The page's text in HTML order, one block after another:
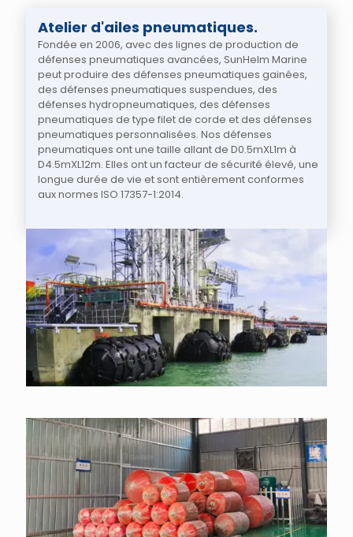
Atelier d'ailes pneumatiques.
Fondée en 2006, avec des lignes de production de
défenses pneumatiques avancées, SunHelm Marine
peut produire des défenses pneumatiques gainées,
des défenses pneumatiques suspendues, des
défenses hydropneumatiques, des défenses
pneumatiques de type filet de corde et des défenses
pneumatiques personnalisées. Nos défenses
pneumatiques ont une taille allant de D0.5mXL1m à
D4.5mXL12m. Elles ont un facteur de sécurité élevé, une
longue durée de vie et sont entièrement conformes
aux normes ISO 17357-1:2014.